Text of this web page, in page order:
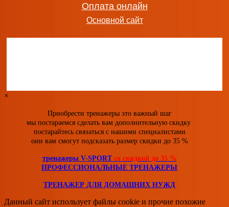
Оплата онлайн
Основной сайт
×
Приобрести тренажеры это важный шаг
мы постараемся сделать вам дополнительную скидку
постарайтесь связаться с нашими специалистами
они вам смогут подсказать размер скидки до 35 %
тренажеры V-SPORT со скидкой до 35 %
ПРОФЕССИОНАЛЬНЫЕ ТРЕНАЖЕРЫ
ТРЕНАЖЕР ДЛЯ ДОМАШНИХ НУЖД
Данный сайт использует файлы cookie и прочие похожие